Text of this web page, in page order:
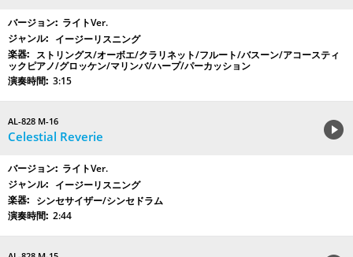
ライトVer.
イージーリスニング
ストリングス/オーボエ/クラリネット/フルート/バスーン/アコースティ
ックピアノ/グロッケン/マリンバ/ハープ/パーカッション
3:15
AL-828 M-16
Celestial Reverie
ライトVer.
イージーリスニング
シンセサイザー/シンセドラム
2:44